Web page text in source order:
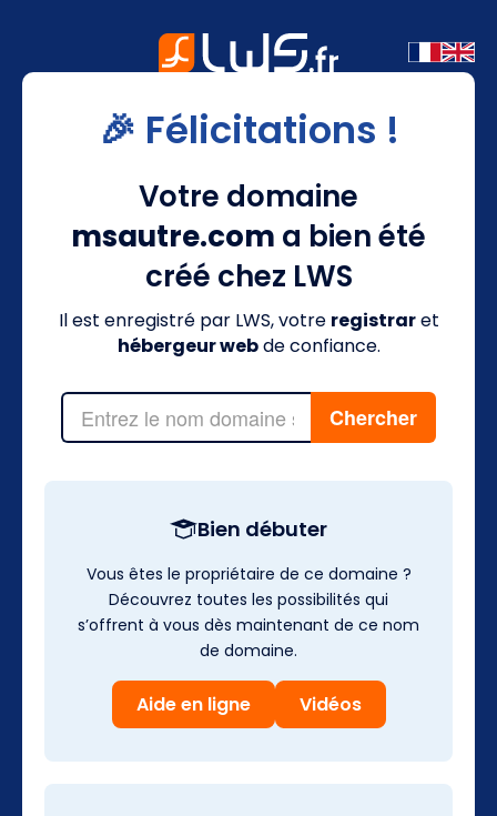
🎉 Félicitations !
Votre domaine
msautre.com a bien été
créé chez LWS
Il est enregistré par LWS, votre registraret
hébergeur webde confiance.
Bien débuter
Vous êtes le propriétaire de ce domaine ?
Découvrez toutes les possibilités qui
s’offrent à vous dès maintenant de ce nom
de domaine.
Aide en ligne Vidéos